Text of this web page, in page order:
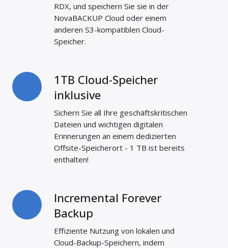
RDX, und speichern Sie sie in der
NovaBACKUP Cloud oder einem
anderen S3-kompatiblen Cloud-
Speicher.
1TB Cloud-Speicher
inklusive
Sichern Sie all Ihre geschäftskritischen
Dateien und wichtigen digitalen
Erinnerungen an einem dedizierten
Offsite-Speicherort - 1 TB ist bereits
enthalten!
1TB
Cloud-
Speicher
Incremental Forever
Backup
Effiziente Nutzung von lokalen und
Cloud-Backup-Speichern, indem
Incremental
Forever
Backup